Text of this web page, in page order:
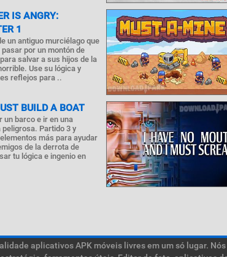
IS ANGRY:
1
un antiguo murciélago que
por un montón de
salvar a sus hijos de la
Use su lógica y
reflejos para ..
BUILD A BOAT
un barco e ir en una
peligrosa. Partido 3 y
más para ayudar
de la derrota de
tu lógica e ingenio en
aplicativos APK móveis livres em um só lugar.